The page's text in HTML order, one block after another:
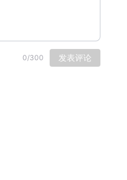
0/300 发表评论